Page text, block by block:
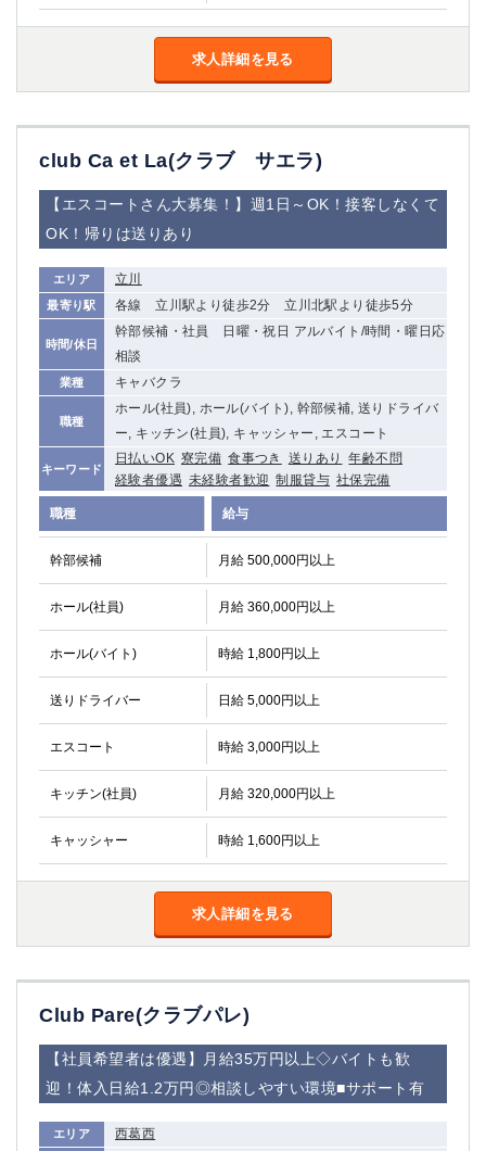
求人詳細を見る
club Ca et La(クラブ サエラ)
【エスコートさん大募集！】週1日～OK！接客しなくて
OK！帰りは送りあり
エリア 立川
最寄り駅 各線 立川駅より徒歩2分 立川北駅より徒歩5分
時間/休日
幹部候補・社員 日曜・祝日 アルバイト/時間・曜日応
相談
業種 キャバクラ
職種
ホール(社員), ホール(バイト), 幹部候補, 送りドライバ
ー, キッチン(社員), キャッシャー, エスコート
キーワード
日払いOK 寮完備 食事つき 送りあり
年齢不問
経験者優遇 未経験者歓迎 制服貸与 社保完備
職種 給与
幹部候補 月給 500,000円以上
ホール(社員) 月給 360,000円以上
ホール(バイト) 時給 1,800円以上
送りドライバー 日給 5,000円以上
エスコート 時給 3,000円以上
キッチン(社員) 月給 320,000円以上
キャッシャー 時給 1,600円以上
求人詳細を見る
Club Pare(クラブパレ)
【社員希望者は優遇】月給35万円以上◇バイトも歓
迎！体入日給1.2万円◎相談しやすい環境■サポート有
エリア 西葛西